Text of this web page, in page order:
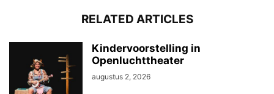
RELATED ARTICLES
Kindervoorstelling in
Openluchttheater
augustus 2, 2026